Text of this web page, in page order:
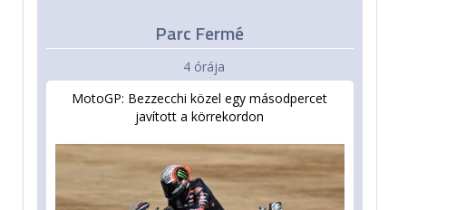
Parc Fermé
4 órája
MotoGP: Bezzecchi közel egy másodpercet
javított a körrekordon